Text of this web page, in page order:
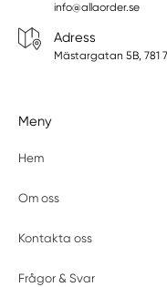
info@allaorder.se
Adress
Mästargatan 5B, 781
Meny
Hem
Om oss
Kontakta oss
Frågor & Svar